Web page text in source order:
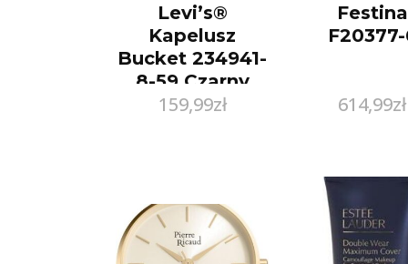
Levi’s®
Kapelusz
Bucket 234941-
8-59 Czarny
159,99zł
Festina
614,99zł